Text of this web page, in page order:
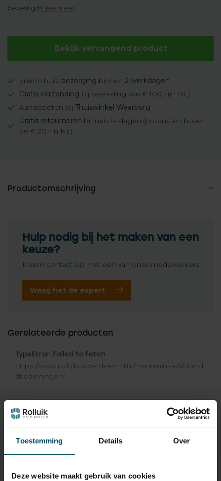
Toestemming Details Over
Deze website maakt gebruik van cookies
bevestigd Lees meer
Bekijk vervangend product
Snel in huis: bezorging binnen 2 werkdagen
Gratis verzending bij besteding van € 100,- (in NL)
Aangesloten bij Thuiswinkel Waarborg
Gratis retourneren binnen 14 dagen (producten boven
de € 20,- in NL)
Productomschrijving
Hulp nodig bij het maken van een
keuze?
Neem contact op met een van onze medewerkers
Vraag het de expert
Gerelateerde producten
TypeError: Failed to fetch
https://www.rolluikonderdelen.nl/nl/merken/nice/afstand
sbedieningen/